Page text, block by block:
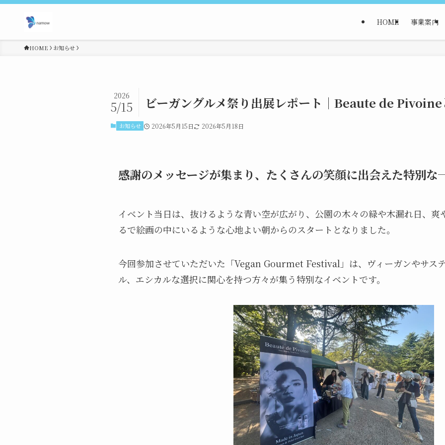
HOME 事業案内
HOME お知らせ
ビーガングルメ祭り出展レポート｜Beaute de Pivoine
2026
5/15
お知らせ 2026年5月15日 2026年5月18日
感謝のメッセージが集まり、たくさんの笑顔に出会えた特別な
イベント当日は、抜けるような青い空が広がり、公園の木々の緑や木漏れ日、爽
るで絵画の中にいるような心地よい朝からのスタートとなりました。
今回参加させていただいた「Vegan Gourmet Festival」は、ヴィーガンやサス
ル、エシカルな選択に関心を持つ方々が集う特別なイベントです。